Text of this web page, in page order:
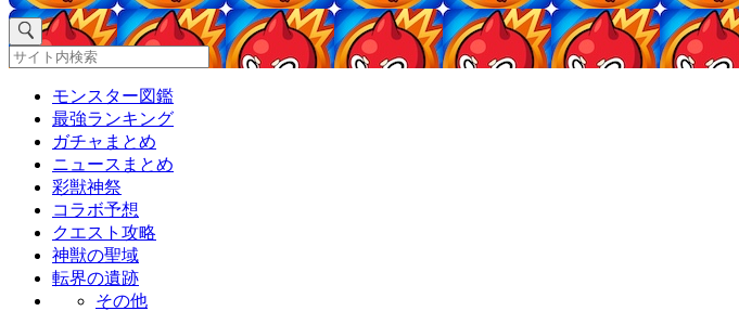
モンスター図鑑
最強ランキング
ガチャまとめ
ニュースまとめ
彩獣神祭
コラボ予想
クエスト攻略
神獣の聖域
転界の遺跡
その他